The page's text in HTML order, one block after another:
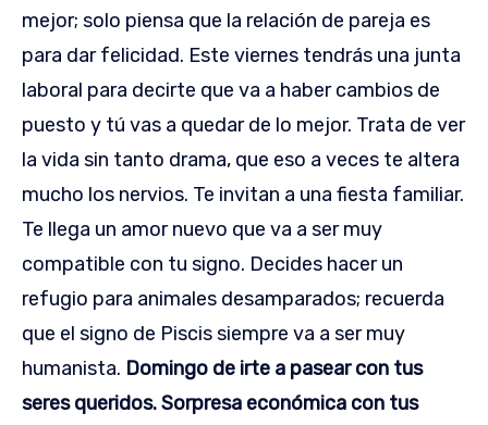
mejor; solo piensa que la relación de pareja es
para dar felicidad. Este viernes tendrás una junta
laboral para decirte que va a haber cambios de
puesto y tú vas a quedar de lo mejor. Trata de ver
la vida sin tanto drama, que eso a veces te altera
mucho los nervios. Te invitan a una fiesta familiar.
Te llega un amor nuevo que va a ser muy
compatible con tu signo. Decides hacer un
refugio para animales desamparados; recuerda
que el signo de Piscis siempre va a ser muy
humanista. Domingo de irte a pasear con tus
seres queridos. Sorpresa económica con tus